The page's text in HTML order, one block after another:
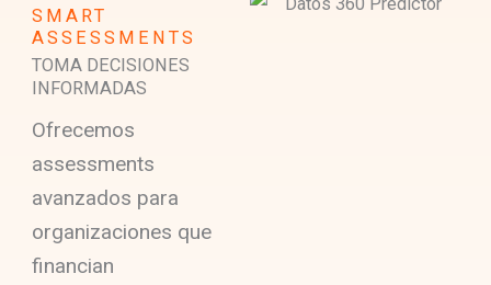
SMART
ASSESSMENTS
TOMA DECISIONES
INFORMADAS
Ofrecemos
assessments
avanzados para
organizaciones que
financian